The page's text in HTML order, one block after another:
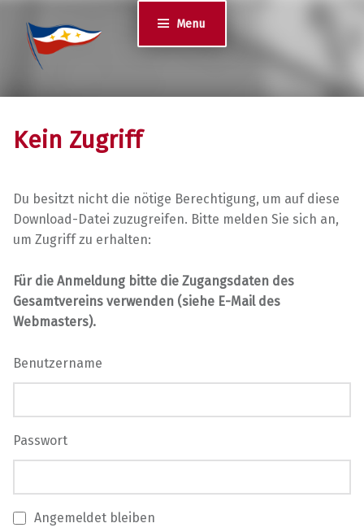
Menu
Kein Zugriff
Du besitzt nicht die nötige Berechtigung, um auf diese
Download-Datei zuzugreifen. Bitte melden Sie sich an,
um Zugriff zu erhalten:
Für die Anmeldung bitte die Zugangsdaten des
Gesamtvereins verwenden (siehe E-Mail des
Webmasters).
Benutzername
Passwort
Angemeldet bleiben